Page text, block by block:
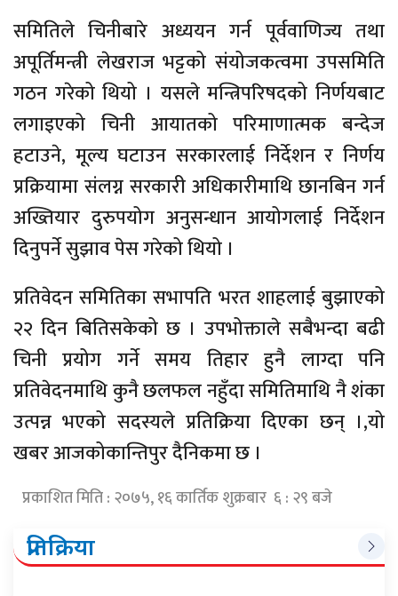
समितिले चिनीबारे अध्ययन गर्न पूर्ववाणिज्य तथा
अपूर्तिमन्त्री लेखराज भट्टको संयोजकत्वमा उपसमिति
गठन गरेको थियो । यसले मन्त्रिपरिषदको निर्णयबाट
लगाइएको चिनी आयातको परिमाणात्मक बन्देज
हटाउने, मूल्य घटाउन सरकारलाई निर्देशन र निर्णय
प्रक्रियामा संलग्न सरकारी अधिकारीमाथि छानबिन गर्न
अख्तियार दुरुपयोग अनुसन्धान आयोगलाई निर्देशन
दिनुपर्ने सुझाव पेस गरेको थियो ।
प्रतिवेदन समितिका सभापति भरत शाहलाई बुझाएको
२२ दिन बितिसकेको छ । उपभोक्ताले सबैभन्दा बढी
चिनी प्रयोग गर्ने समय तिहार हुनै लाग्दा पनि
प्रतिवेदनमाथि कुनै छलफल नहुँदा समितिमाथि नै शंका
उत्पन्न भएको सदस्यले प्रतिक्रिया दिएका छन् ।,यो
खबर आजकोकान्तिपुर दैनिकमा छ ।
प्रकाशित मिति : २०७५, १६ कार्तिक शुक्रबार ६ : २९ बजे
प्रतिक्रिया